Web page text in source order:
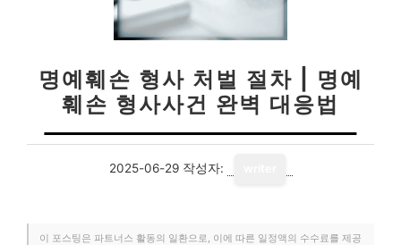
명예훼손 형사 처벌 절차 | 명예
훼손 형사사건 완벽 대응법
2025-06-29 작성자:
이 포스팅은 파트너스 활동의 일환으로, 이에 따른 일정액의 수수료를 제공